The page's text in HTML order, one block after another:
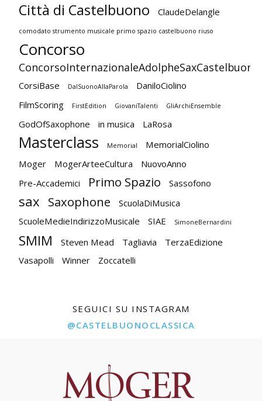
Città di Castelbuono ClaudeDelangle
comodato strumento musicale primo spazio castelbuono riuso
Concorso
ConcorsoInternazionaleAdolpheSaxCastelbuono
CorsiBase DalSuonoAllaParola
DaniloCiolino
FilmScoring
FirstEdition GiovaniTalenti GliArchiEnsemble
GodOfSaxophone in musica LaRosa
Masterclass Memorial
MemorialCiolino
Moger
MogerArteeCultura
NuovoAnno
Pre-Accademici
Primo Spazio Sassofono
sax Saxophone
ScuolaDiMusica
ScuoleMedieIndirizzoMusicale
SIAE SimoneBernardini
SMIM Steven Mead Tagliavia
TerzaEdizione
Vasapolli
Winner Zoccatelli
SEGUICI SU INSTAGRAM
@CASTELBUONOCLASSICA